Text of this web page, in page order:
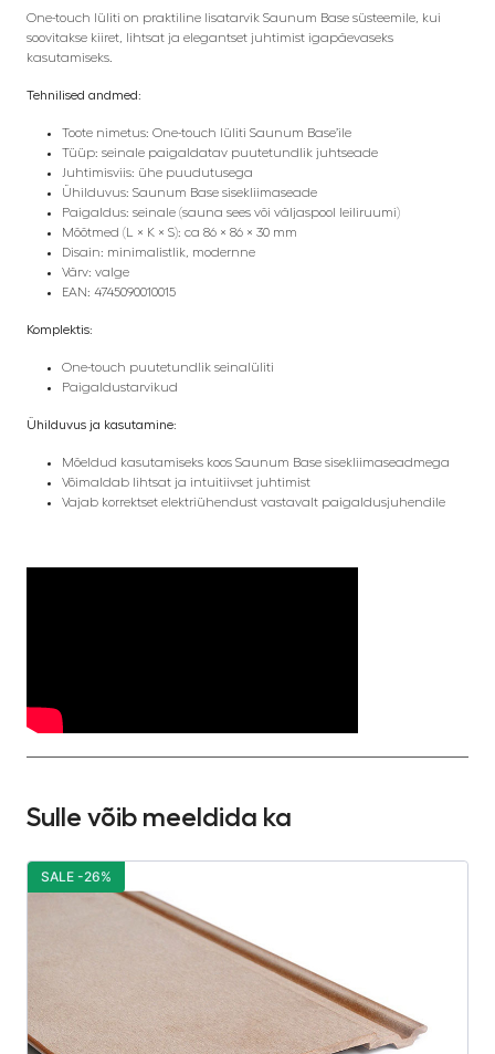
One-touch lüliti on praktiline lisatarvik Saunum Base süsteemile, kui
soovitakse kiiret, lihtsat ja elegantset juhtimist igapäevaseks
kasutamiseks.
Tehnilised andmed:
Toote nimetus: One-touch lüliti Saunum Base’ile
Tüüp: seinale paigaldatav puutetundlik juhtseade
Juhtimisviis: ühe puudutusega
Ühilduvus: Saunum Base sisekliimaseade
Paigaldus: seinale (sauna sees või väljaspool leiliruumi)
Mõõtmed (L × K × S): ca 86 × 86 × 30 mm
Disain: minimalistlik, modernne
Värv: valge
EAN: 4745090010015
Komplektis:
One-touch puutetundlik seinalüliti
Paigaldustarvikud
Ühilduvus ja kasutamine:
Mõeldud kasutamiseks koos Saunum Base sisekliimaseadmega
Võimaldab lihtsat ja intuitiivset juhtimist
Vajab korrektset elektriühendust vastavalt paigaldusjuhendile
Sulle võib meeldida ka
SALE -26%